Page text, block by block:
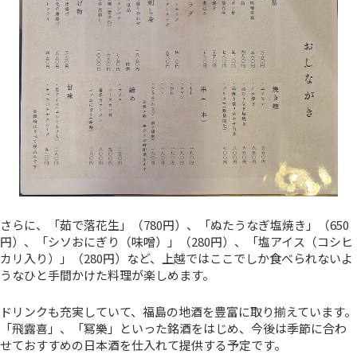
さらに、「茹で落花生」（780円）、「ぬたうなぎ塩焼き」（650
円）、「シソおにぎり（味噌）」（280円）、「塩アイス（コシヒ
カリ入り）」（280円）など、上越ではここでしか食べられないよ
うなひと手間かけた料理が楽しめます。
ドリンクも充実していて、福島の地酒を豊富に取り揃えています。
「飛露喜」、「冩樂」といった銘酒をはじめ、今後は季節に合わ
せておすすめの日本酒を仕入れて提供する予定です。